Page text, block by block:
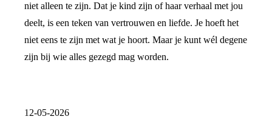
niet alleen te zijn. Dat je kind zijn of haar verhaal met jou
deelt, is een teken van vertrouwen en liefde. Je hoeft het
niet eens te zijn met wat je hoort. Maar je kunt wél degene
zijn bij wie alles gezegd mag worden.
12-05-2026